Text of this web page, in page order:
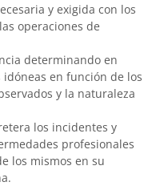
y exigida con los
operaciones de
determinando en
en función de los
y la naturaleza
los incidentes y
profesionales
los mismos en su